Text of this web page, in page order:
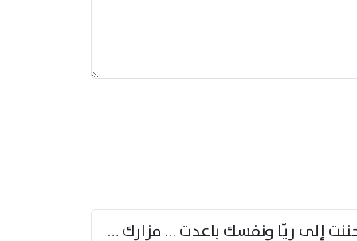
حننت إلى ريّا ونفسك باعدت … مزارك من ريّا وشعباكما معا